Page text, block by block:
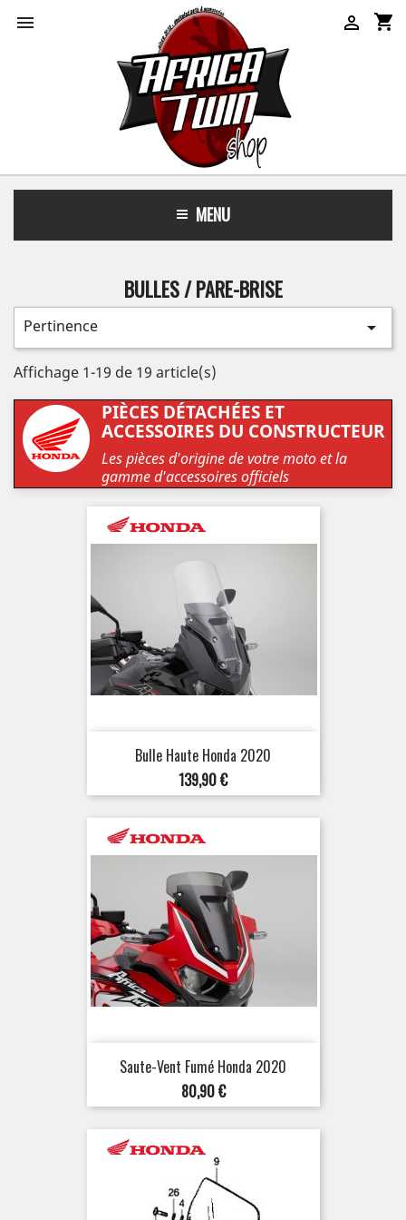
 shopping_cart

MENU
BULLES / PARE-BRISE
Pertinence 
Affichage 1-19 de 19 article(s)
PIÈCES DÉTACHÉES ET
ACCESSOIRES DU CONSTRUCTEUR
Les pièces d'origine de votre moto et la
gamme d'accessoires officiels
Bulle Haute Honda 2020
Prix
139,90 €
Saute-Vent Fumé Honda 2020
Prix
80,90 €